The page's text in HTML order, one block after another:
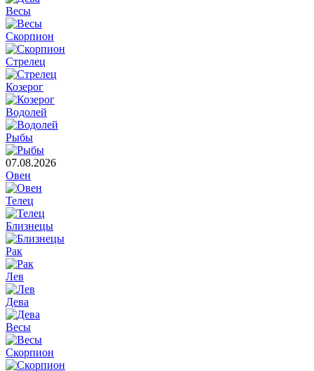
Весы
Скорпион
Стрелец
Козерог
Водолей
Рыбы
07.08.2026
Овен
Телец
Близнецы
Рак
Лев
Дева
Весы
Скорпион